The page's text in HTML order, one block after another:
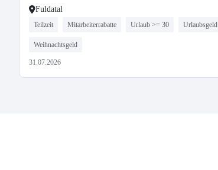
Fuldatal
Teilzeit Mitarbeiterrabatte Urlaub >= 30 Urlaubsgeld
Weihnachtsgeld
31.07.2026